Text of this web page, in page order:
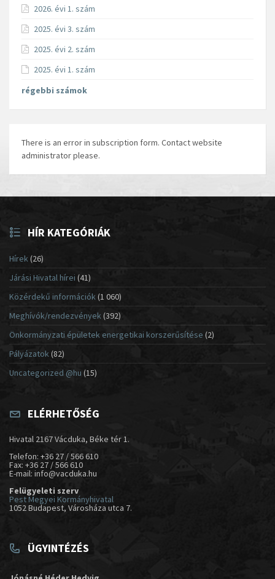
2026. évi 1. szám
2025. évi 3. szám
2025. évi 2. szám
2025. évi 1. szám
régebbi számok
There is an error in subscription form. Contact website
administrator please.
HÍR KATEGÓRIÁK
Hírek(26)
Járási Hivatal hírei (41)
Közérdekű információk(1 060)
Meghívók/rendezvények (392)
Önkormányzati épületek energetikai korszerűsítése (2)
Pályázatok (82)
Uncategorized @hu (15)
ELÉRHETŐSÉG
Hivatal 2167 Vácduka, Béke tér 1.
Telefon: +36 27 / 566 610
Fax: +36 27 / 566 610
E-mail: info@vacduka.hu
Felügyeleti szerv
Pest Megyei Kormányhivatal
1052 Budapest, Városháza utca 7.
ÜGYINTÉZÉS